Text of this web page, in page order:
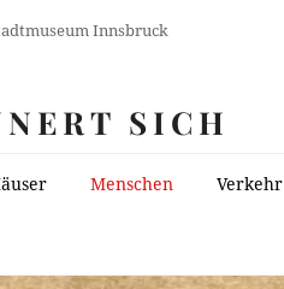
Innsbruck
SICH
Menschen Verkehr